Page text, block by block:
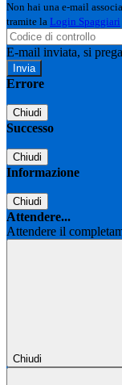
Non hai una e-mail
tramite la Login Spaggiari
E-mail inviata, si
Errore
Chiudi
Successo
Chiudi
Informazione
Chiudi
Attendere...
Attendere il
Chiudi